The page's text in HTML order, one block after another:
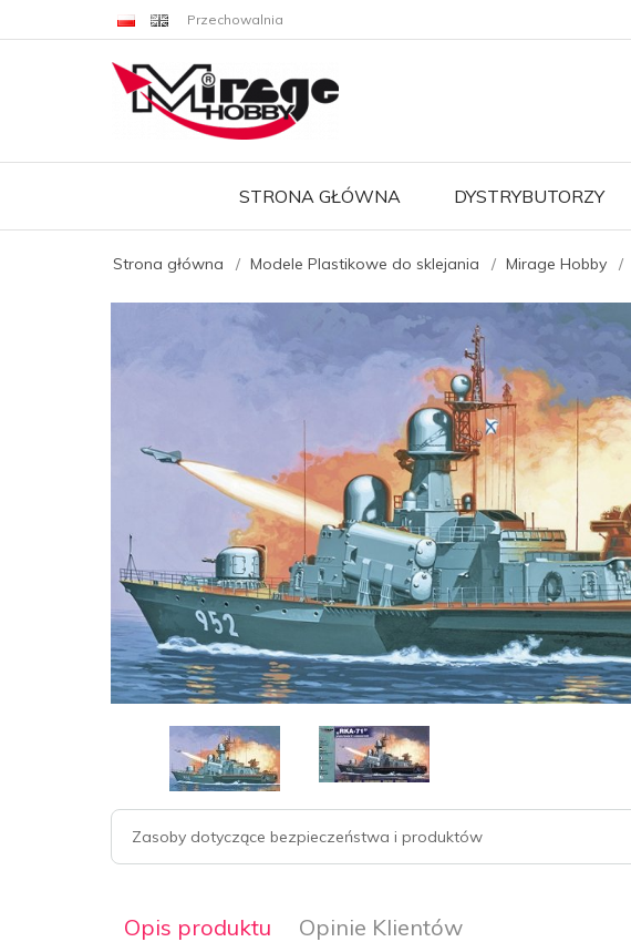
Przechowalnia
STRONA GŁÓWNA DYSTRYBUTORZY
Strona główna Modele Plastikowe do sklejania Mirage Hobby
Zasoby dotyczące bezpieczeństwa i produktów
Opis produktu Opinie Klientów